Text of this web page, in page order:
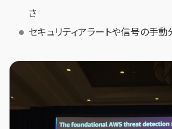
さ
セキュリティアラートや信号の手